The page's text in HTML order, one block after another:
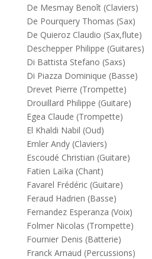
De Mesmay Benoît (Claviers)
De Pourquery Thomas (Sax)
De Quieroz Claudio (Sax,flute)
Deschepper Philippe (Guitares)
Di Battista Stefano (Saxs)
Di Piazza Dominique (Basse)
Drevet Pierre (Trompette)
Drouillard Philippe (Guitare)
Egea Claude (Trompette)
El Khaldi Nabil (Oud)
Emler Andy (Claviers)
Escoudé Christian (Guitare)
Fatien Laïka (Chant)
Favarel Frédéric (Guitare)
Feraud Hadrien (Basse)
Fernandez Esperanza (Voix)
Folmer Nicolas (Trompette)
Fournier Denis (Batterie)
Franck Arnaud (Percussions)